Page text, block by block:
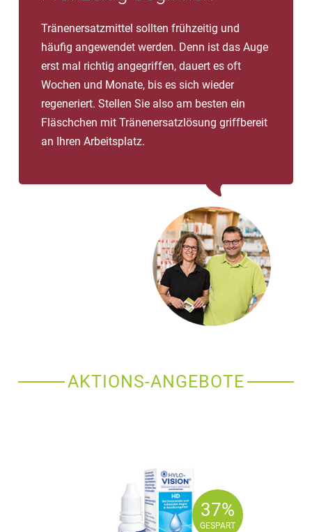
Tränenersatzmittel sollten frühzeitig und
häufig angewendet werden. Denn ist das Auge
erst mal richtig angegriffen, dauert es oft
Wochen und Monate, bis es sich wieder
regeneriert. Stellen Sie also am besten ein
Fläschchen mit Tränenersatzlösung griffbereit
an Ihren Arbeitsplatz.
AKTIONS-ANGEBOTE
37%
GESPART
37%
GESPART